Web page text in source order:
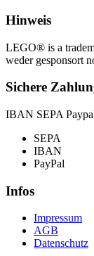
Hinweis
LEGO® is a
weder gesponsort
Sichere
IBAN SEPA
SEPA
IBAN
PayPal
Infos
Impressum
AGB
Datenschutz